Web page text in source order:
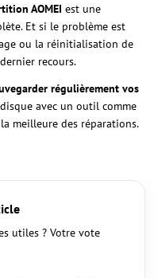
AOMEI est une
Et si le problème est
ou la réinitialisation de
recours.
régulièrement vos
avec un outil comme
meilleure des réparations.
utiles ? Votre vote